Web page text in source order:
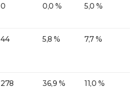
0 0,0 % 5,0 %
44 5,8 % 7,7 %
278 36,9 % 11,0 %